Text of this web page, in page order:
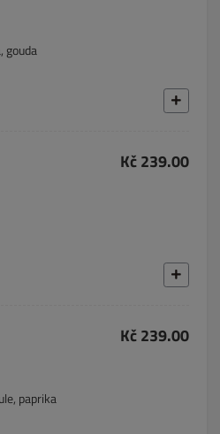
gouda
Kč 239.00
Kč 239.00
paprika